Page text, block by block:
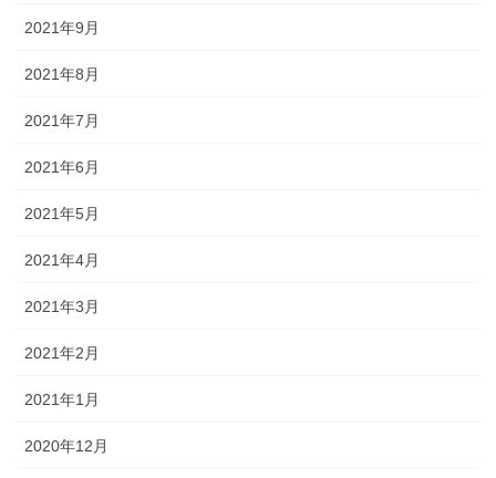
2021年9月
2021年8月
2021年7月
2021年6月
2021年5月
2021年4月
2021年3月
2021年2月
2021年1月
2020年12月